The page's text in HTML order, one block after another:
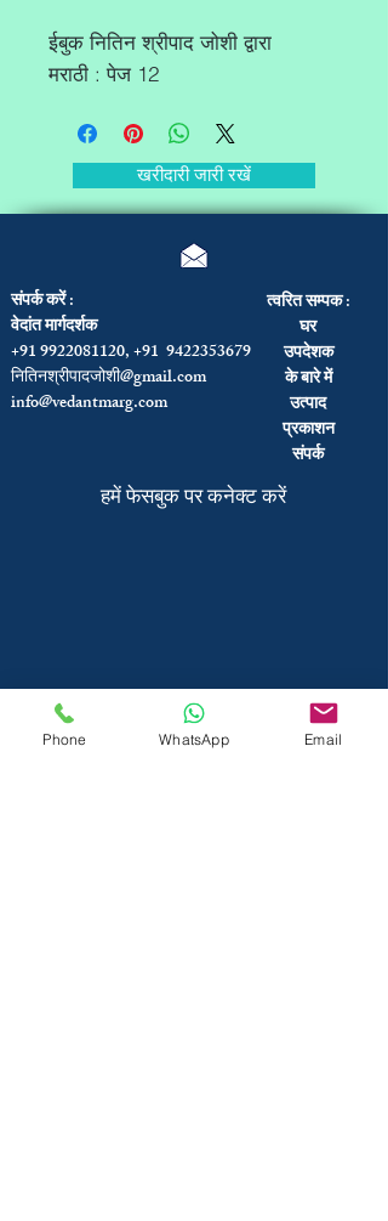
ईबुक नितिन श्रीपाद जोशी द्वारा
मराठी : पेज 12
खरीदारी जारी रखें
संपर्क करें :
वेदांत मार्गदर्शक
+91 9922081120, +91 9422353679
नितिनश्रीपादजोशी@gmail.com
info@vedantmarg.com
त्वरित सम्पक :
घर
उपदेशक
के बारे में
उत्पाद
प्रकाशन
संपर्क
हमें फेसबुक पर कनेक्ट करें
गोपनीयता नीति
Phone WhatsApp Email